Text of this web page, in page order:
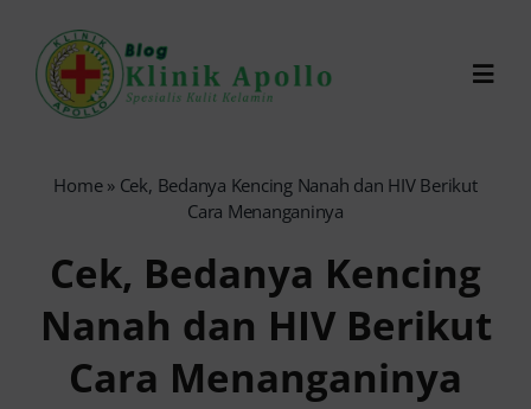
content
Reservasi Online
Search
Home» Cek, Bedanya Kencing Nanah dan HIV Berikut
Cara Menanganinya
Cek, Bedanya Kencing
Nanah dan HIV Berikut
Cara Menanganinya